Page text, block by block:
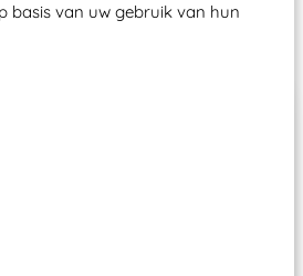
basis van uw gebruik van hun
bij